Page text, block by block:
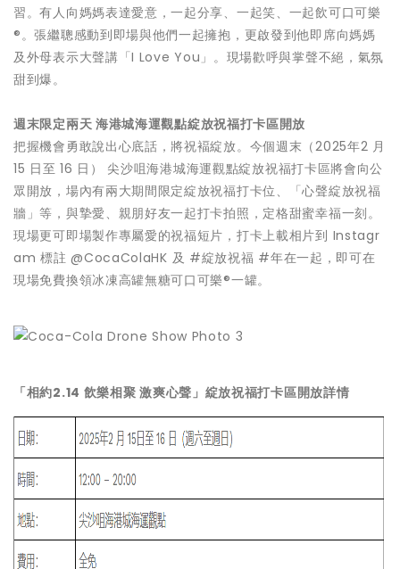
習。有人向媽媽表達愛意，一起分享、一起笑、一起飲可口可樂
®。張繼聰感動到即場與他們一起擁抱，更啟發到他即席向媽媽
及外母表示大聲講「I Love You」。現場歡呼與掌聲不絕，氣氛
甜到爆。
週末限定兩天 海港城海運觀點綻放祝福打卡區開放
把握機會勇敢說出心底話，將祝褔綻放。今個週末（2025年2 月
15 日至 16 日） 尖沙咀海港城海運觀點綻放祝福打卡區將會向公
眾開放，場內有兩大期間限定綻放祝福打卡位、「心聲綻放祝福
牆」等，與摯愛、親朋好友一起打卡拍照，定格甜蜜幸福一刻。
現場更可即場製作專屬愛的祝福短片，打卡上載相片到 Instagr
am 標註 @CocaColaHK 及 #綻放祝福 #年在一起，即可在
現場免費換領冰凍高罐無糖可口可樂®一罐。
「相約2.14 飲樂相聚 激爽心聲」 綻放祝福打卡區開放詳情